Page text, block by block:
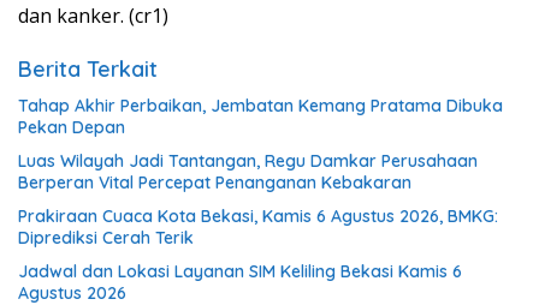
dan kanker. (cr1)
Berita Terkait
Tahap Akhir Perbaikan, Jembatan Kemang Pratama Dibuka
Pekan Depan
Luas Wilayah Jadi Tantangan, Regu Damkar Perusahaan
Berperan Vital Percepat Penanganan Kebakaran
Prakiraan Cuaca Kota Bekasi, Kamis 6 Agustus 2026, BMKG:
Diprediksi Cerah Terik
Jadwal dan Lokasi Layanan SIM Keliling Bekasi Kamis 6
Agustus 2026